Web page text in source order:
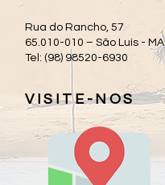
Rua do Rancho, 57
65.010-010 – São Luís - MA
Tel: (98) 98520-6930
VISITE-NOS